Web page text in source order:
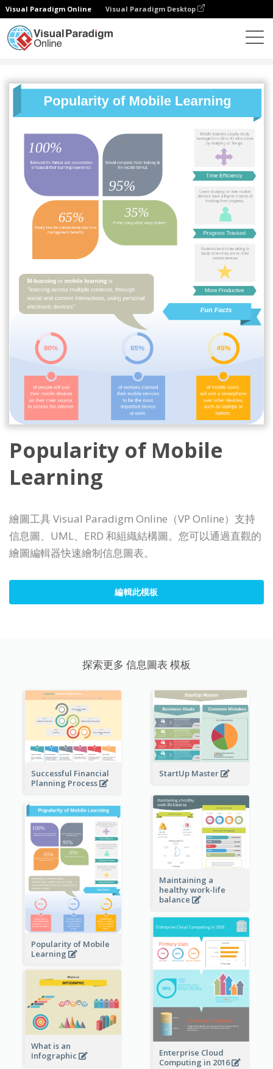
Visual Paradigm Online Visual Paradigm Desktop
Popularity of Mobile
Learning
繪圖工具 Visual Paradigm Online（VP Online）支持
信息圖、UML、ERD 和組織結構圖。您可以通過直觀的
繪圖編輯器快速繪制信息圖表。
編輯此模板
探索更多 信息圖表 模板
Successful Financial
Planning Process
StartUp Master
Maintaining a
healthy work-life
balance
Popularity of Mobile
Learning
Enterprise Cloud
Computing in 2016
What is an
Infographic